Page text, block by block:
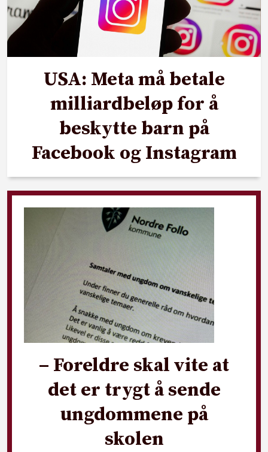
USA: Meta må betale
milliardbeløp for å
beskytte barn på
Facebook og Instagram
– Foreldre skal vite at
det er trygt å sende
ungdommene på
skolen